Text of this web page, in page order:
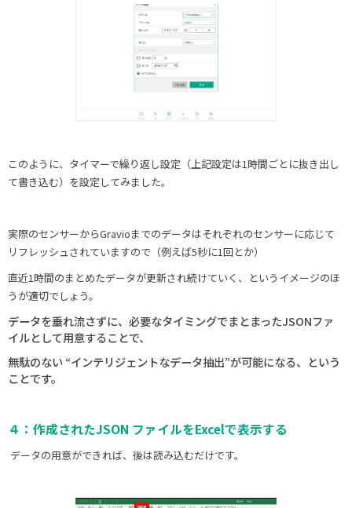
このように、タイマーで繰り返し設定（上記設定は1時間ごとに抜き出し
て書き込む）を設定してみました。
実際のセンサーからGravioまでのデータはそれぞれのセンサーに応じて
リフレッシュされていますので（例えば5秒に1回とか）
直近1時間のまとめたデータが更新され続けていく、というイメージのほ
うが適切でしょう。
データを垂れ流さずに、必要なタイミングでまとまったJSONファ
イルとして用意することで、
無駄のない “インテリジェントなデータ抽出”が可能になる、という
ことです。
４：作成されたJSON ファイルをExcelで表示する
データの用意ができれば、後は読み込むだけです。